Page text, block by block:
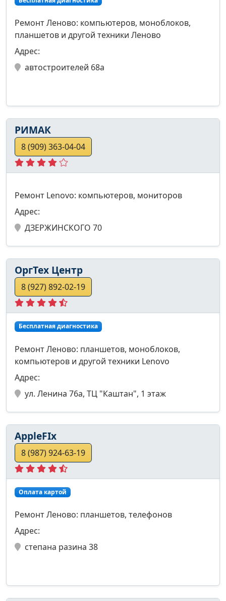
Ремонт Леново: компьютеров, моноблоков,
планшетов и другой техники Леново
Адрес:
автостроителей 68а
РИМАК
8 (909) 363-04-04
Ремонт Lenovo: компьютеров, мониторов
Адрес:
ДЗЕРЖИНСКОГО 70
ОргТех Центр
8 (927) 892-02-19
Бесплатная диагностика
Ремонт Леново: планшетов, моноблоков,
компьютеров и другой техники Lenovo
Адрес:
ул. Ленина 76а, ТЦ "Каштан", 1 этаж
AppleFIx
8 (987) 924-63-19
Оплата картой
Ремонт Леново: планшетов, телефонов
Адрес:
степана разина 38